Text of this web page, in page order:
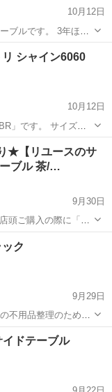
10月12日
ブルです。 3年ほど
幅50×奥行
シャイン6060
10月12日
」です。 サイズ：
MDF）／ウレタン樹
ありますが、全体的にき...
★【リユースのサ
ブル 茶/…
9月30日
定価格(表示価格より
スタッフまでお伝え
サカイ
ク
9月29日
不用品整理のため出
みのままお渡しにな
します。
良品
ドテーブル